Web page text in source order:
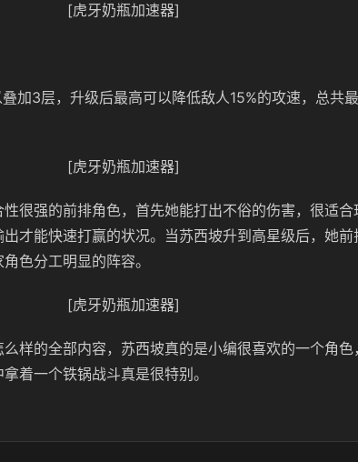
[虎牙奶瓶加速器]
加3层，升级后最高可以降低敌人15%的攻速，总共
[虎牙奶瓶加速器]
很强的前排角色，首先她能打出不俗的伤害，很适
才能快速打赢的状况。当苏西坡升到高星级后，她
色分工明显的阵容。
[虎牙奶瓶加速器]
样的全部内容，苏西坡真的是小编很喜欢的一个角色
着一个铁锅战斗真是很特别。